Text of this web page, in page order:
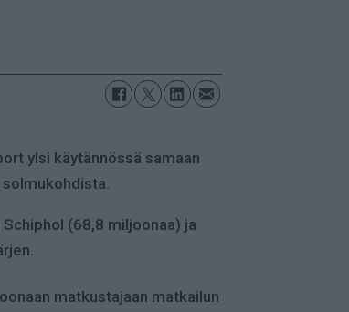
ylsi käytännössä samaan
(68,8 miljoonaa) ja
matkustajaan matkailun